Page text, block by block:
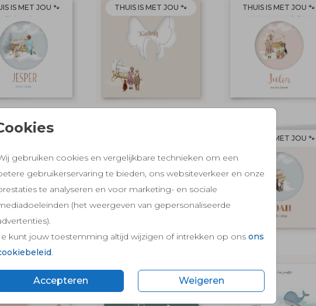
gebruiken cookies en vergelijkbare technieken om een
gebruikerservaring te bieden, ons websiteverkeer en onze
te analyseren en voor marketing- en sociale
(het weergeven van gepersonaliseerde
kunt jouw toestemming altijd wijzigen of intrekken op ons ons
Accepteren Weigeren
IS MET JOU 🐾 THUIS IS MET JOU 🐾 THUIS IS MET JOU 🐾
THUIS IS MET JOU 🐾